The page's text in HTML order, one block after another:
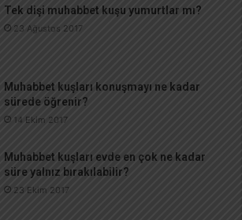
Tek dişi muhabbet kuşu yumurtlar mı?
23 Ağustos 2017
Muhabbet kuşları konuşmayı ne kadar
sürede öğrenir?
14 Ekim 2017
Muhabbet kuşları evde en çok ne kadar
süre yalnız bırakılabilir?
23 Ekim 2017